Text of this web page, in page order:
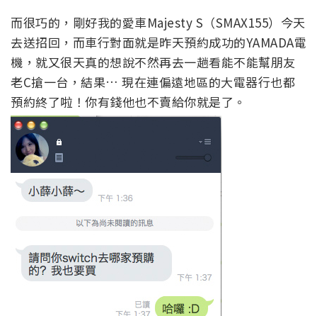
而很巧的，剛好我的愛車Majesty S（SMAX155）今天
去送招回，而車行對面就是昨天預約成功的YAMADA電
機，就又很天真的想說不然再去一趟看能不能幫朋友
老C搶一台，結果… 現在連偏遠地區的大電器行也都
預約終了啦！你有錢他也不賣給你就是了。